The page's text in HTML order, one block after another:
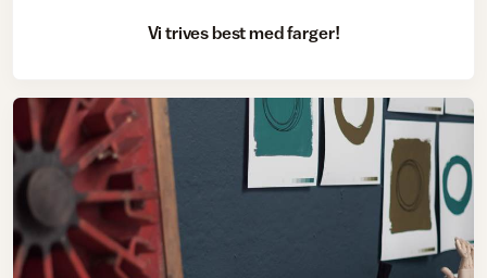
Vi trives best med farger!